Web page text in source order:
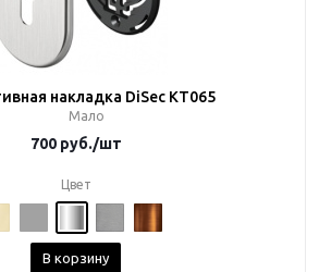
накладка DiSec KT065
Мало
700руб./шт
Цвет
В корзину